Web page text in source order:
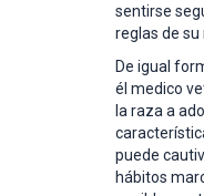
sentirse
reglas de su
De igual
él medico
la raza a
puede
hábitos